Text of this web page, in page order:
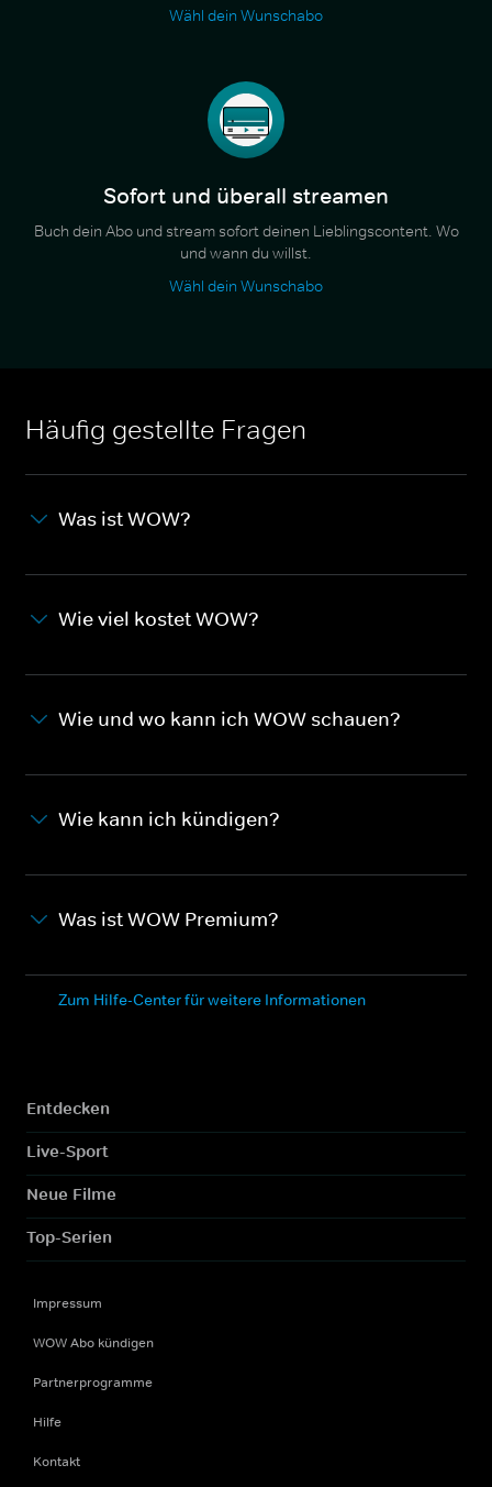
Wähl dein Wunschabo
Sofort und überall streamen
Buch dein Abo und stream sofort deinen Lieblingscontent. Wo
und wann du willst.
Wähl dein Wunschabo
Häufig gestellte Fragen
Was ist WOW?
Wie viel kostet WOW?
Wie und wo kann ich WOW schauen?
Wie kann ich kündigen?
Was ist WOW Premium?
Zum Hilfe-Center für weitere Informationen
Entdecken
Live-Sport
Neue Filme
Top-Serien
Impressum
WOW Abo kündigen
Partnerprogramme
Hilfe
Kontakt